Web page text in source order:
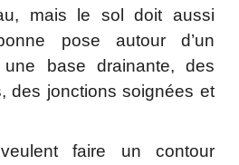
mais le sol doit aussi
pose autour d’un
base drainante, des
des jonctions soignées et
faire un contour